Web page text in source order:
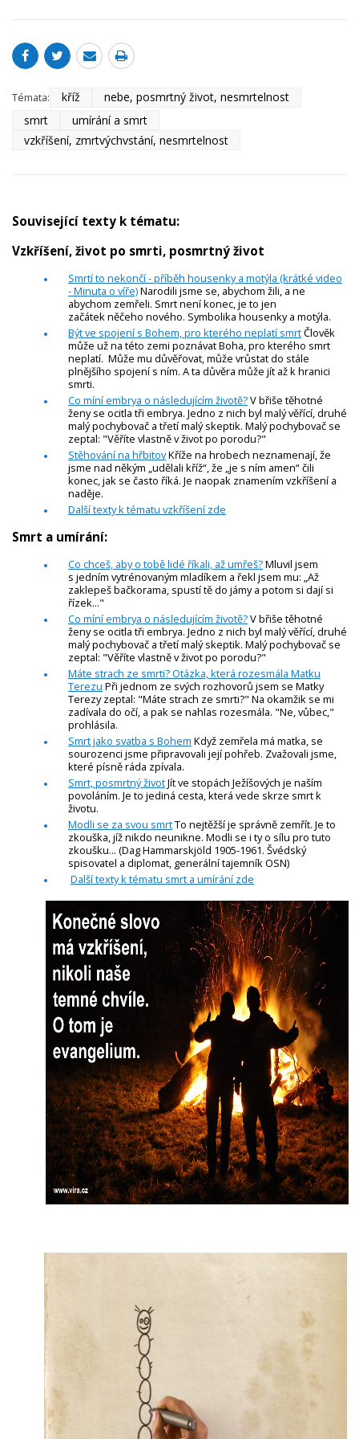
Témata: kříž
nebe, posmrtný život, nesmrtelnost
smrt
umírání a smrt
vzkříšení, zmrtvýchvstání, nesmrtelnost
Související texty k tématu:
Vzkříšení, život po smrti, posmrtný život
Smrtí to nekončí - příběh housenky a motýla (krátké video
- Minuta o víře)Narodili jsme se, abychom žili, a ne
abychom zemřeli. Smrt není konec, je to jen
začátek něčeho nového. Symbolika housenky a motýla.
Být ve spojení s Bohem, pro kterého neplatí smrtČlověk
může už na této zemi poznávat Boha, pro kterého smrt
neplatí. Může mu důvěřovat, může vrůstat do stále
plnějšího spojení s ním. A ta důvěra může jít až k hranici
smrti.
Co míní embrya o následujícím životě?V břiše těhotné
ženy se ocitla tři embrya. Jedno z nich byl malý věřící, druhé
malý pochybovač a třetí malý skeptik. Malý pochybovač se
zeptal: "Věříte vlastně v život po porodu?"
Stěhování na hřbitovKříže na hrobech neznamenají, že
jsme nad někým „udělali kříž“, že „je s ním amen“ čili
konec, jak se často říká. Je naopak znamením vzkříšení a
naděje.
Další texty k tématu vzkříšení zde
Smrt a umírání:
Co chceš, aby o tobě lidé říkali, až umřeš?Mluvil jsem
s jedním vytrénovaným mladíkem a řekl jsem mu: „Až
zaklepeš bačkorama, spustí tě do jámy a potom si dají si
řízek..."
Co míní embrya o následujícím životě?V břiše těhotné
ženy se ocitla tři embrya. Jedno z nich byl malý věřící, druhé
malý pochybovač a třetí malý skeptik. Malý pochybovač se
zeptal: "Věříte vlastně v život po porodu?"
Máte strach ze smrti? Otázka, která rozesmála Matku
Terezu Při jednom ze svých rozhovorů jsem se Matky
Terezy zeptal: "Máte strach ze smrti?" Na okamžik se mi
zadívala do očí, a pak se nahlas rozesmála. "Ne, vůbec,"
prohlásila.
Smrt jako svatba s Bohem Když zemřela má matka, se
sourozenci jsme připravovali její pohřeb. Zvažovali jsme,
které písně ráda zpívala.
Smrt, posmrtný životJít ve stopách Ježíšových je naším
povoláním. Je to jediná cesta, která vede skrze smrt k
životu.
Modli se za svou smrtTo nejtěžší je správně zemřít. Je to
zkouška, jíž nikdo neunikne. Modli se i ty o sílu pro tuto
zkoušku... (Dag Hammarskjöld 1905-1961. Švédský
spisovatel a diplomat, generální tajemník OSN)
Další texty k tématu smrt a umírání zde